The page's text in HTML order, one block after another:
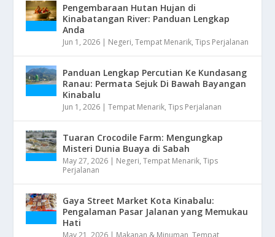
Pengembaraan Hutan Hujan di
Kinabatangan River: Panduan Lengkap
Anda
Jun 1, 2026 | Negeri,Tempat Menarik,Tips Perjalanan
Panduan Lengkap Percutian Ke Kundasang
Ranau: Permata Sejuk Di Bawah Bayangan
Kinabalu
Jun 1, 2026 |Tempat Menarik,Tips Perjalanan
Tuaran Crocodile Farm: Mengungkap
Misteri Dunia Buaya di Sabah
May 27, 2026 | Negeri,Tempat Menarik,Tips
Perjalanan
Gaya Street Market Kota Kinabalu:
Pengalaman Pasar Jalanan yang Memukau
Hati
May 21, 2026 | Makanan & Minuman ,Tempat